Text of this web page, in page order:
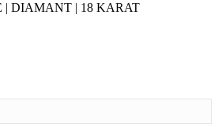
| DIAMANT | 18 KARAT